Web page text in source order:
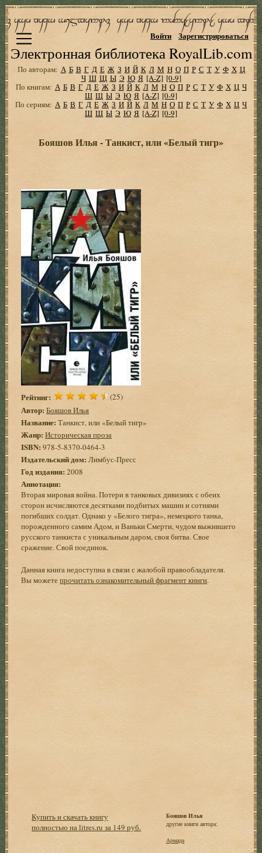
Электронная библиотека RoyalLib.com
Войти Зарегистрироваться
По авторам: А Б В Г Д Е Ж З И Й К Л М Н О П Р С Т У Ф Х Ц
Ч Ш Щ Ы Э Ю Я [A-Z] [0-9]
По книгам: А Б В Г Д Е Ж З И Й К Л М Н О П Р С Т У Ф Х Ц Ч
Ш Щ Ы Э Ю Я [A-Z] [0-9]
По сериям: А Б В Г Д Е Ж З И Й К Л М Н О П Р С Т У Ф Х Ц Ч
Ш Щ Ы Э Ю Я [A-Z] [0-9]
Бояшов Илья - Танкист, или «Белый тигр»
Рейтинг: (25)
Автор: Бояшов Илья
Название: Танкист, или «Белый тигр»
Жанр: Историческая проза
ISBN:978-5-8370-0464-3
Издательский дом: Лимбус-Пресс
Год издания:2008
Аннотация:
Вторая мировая война. Потери в танковых дивизиях с обеих
сторон исчисляются десятками подбитых машин и сотнями
погибших солдат. Однако у «Белого тигра», немецкого танка,
порожденного самим Адом, и Ваньки Смерти, чудом выжившего
русского танкиста с уникальным даром, своя битва. Свое
сражение. Свой поединок.
Данная книга недоступна в связи с жалобой правообладателя.
Вы можетепрочитать ознакомительный фрагмент книги.
Купить и скачать книгу
полностью на litres.ru за 149 руб.
Бояшов Илья
другие книги автора:
Армада